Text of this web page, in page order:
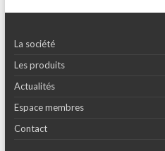
La société
Les produits
Actualités
Espace membres
Contact